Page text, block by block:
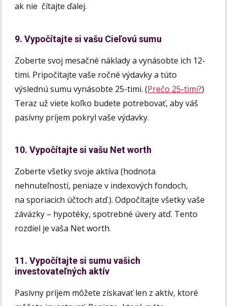
ak nie čítajte ďalej.
9. Vypočítajte si vašu Cieľovú sumu
Zoberte svoj mesačné náklady a vynásobte ich 12-
timi. Pripočítajte vaše ročné výdavky a túto
výslednú sumu vynásobte 25-timi. (Prečo 25-timi?)
Teraz už viete koľko budete potrebovať, aby váš
pasívny príjem pokryl vaše výdavky.
10. Vypočítajte si vašu Net worth
Zoberte všetky svoje aktíva (hodnota
nehnuteľností, peniaze v indexových fondoch,
na sporiacich účtoch atď.). Odpočítajte všetky vaše
záväzky – hypotéky, spotrebné úvery atď. Tento
rozdiel je vaša Net worth.
11. Vypočítajte si sumu vašich
investovateľných aktív
Pasívny príjem môžete získavať len z aktív, ktoré